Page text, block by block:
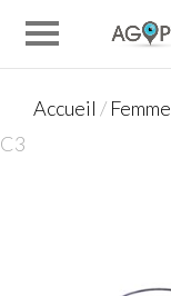
Accueil / Femme
C3